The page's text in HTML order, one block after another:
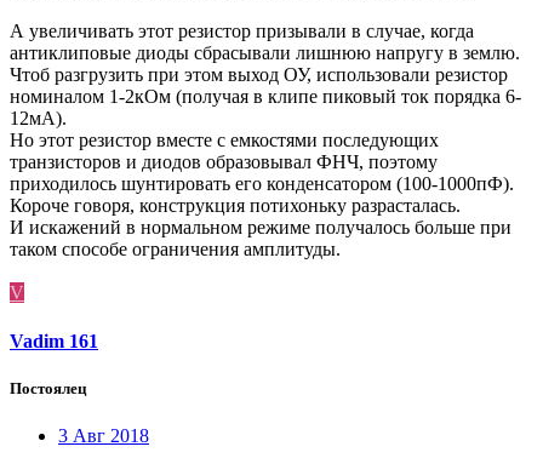
А увеличивать этот резистор призывали в случае, когда
антиклиповые диоды сбрасывали лишнюю напругу в землю.
Чтоб разгрузить при этом выход ОУ, использовали резистор
номиналом 1-2кОм (получая в клипе пиковый ток порядка 6-
12мА).
Но этот резистор вместе с емкостями последующих
транзисторов и диодов образовывал ФНЧ, поэтому
приходилось шунтировать его конденсатором (100-1000пФ).
Короче говоря, конструкция потихоньку разрасталась.
И искажений в нормальном режиме получалось больше при
таком способе ограничения амплитуды.
V
Vadim 161
Постоялец
3 Авг 2018